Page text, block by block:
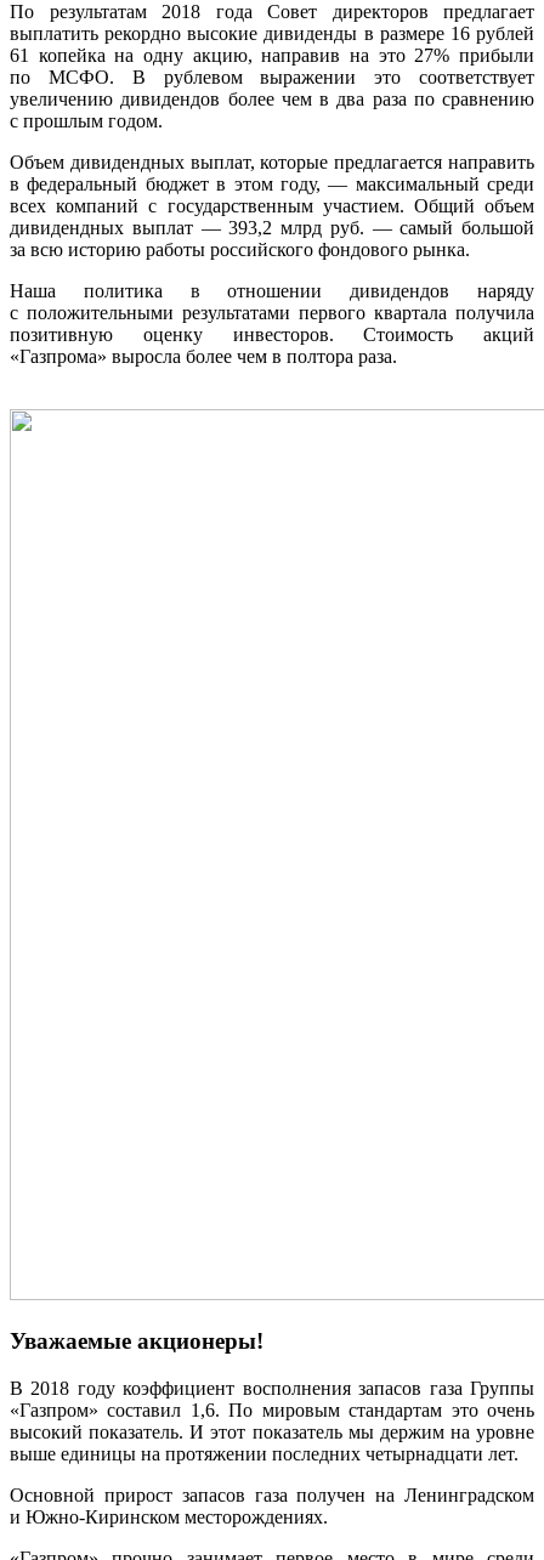
По результатам 2018 года Совет директоров предлагает
выплатить рекордно высокие дивиденды в размере 16 рублей
61 копейка на одну акцию, направив на это 27% прибыли
по МСФО. В рублевом выражении это соответствует
увеличению дивидендов более чем в два раза по сравнению
с прошлым годом.
Объем дивидендных выплат, которые предлагается направить
в федеральный бюджет в этом году, — максимальный среди
всех компаний с государственным участием. Общий объем
дивидендных выплат — 393,2 млрд руб. — самый большой
за всю историю работы российского фондового рынка.
Наша политика в отношении дивидендов наряду
с положительными результатами первого квартала получила
позитивную оценку инвесторов. Стоимость акций
«Газпрома» выросла более чем в полтора раза.
Уважаемые акционеры!
В 2018 году коэффициент восполнения запасов газа Группы
«Газпром» составил 1,6. По мировым стандартам это очень
высокий показатель. И этот показатель мы держим на уровне
выше единицы на протяжении последних четырнадцати лет.
Основной прирост запасов газа получен на Ленинградском
и Южно-Киринском месторож­де­ниях.